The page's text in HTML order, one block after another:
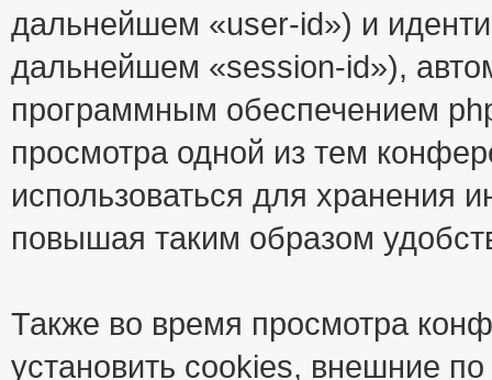
дальнейшем «user-id») и
дальнейшем «session-id»),
программным обеспечением
просмотра одной из тем
использоваться для хранения
повышая таким образом
Также во время просмотра
установить cookies, внешние